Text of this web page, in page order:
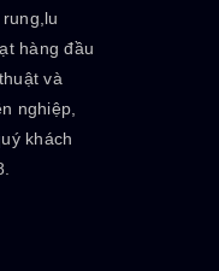
hàng đầu
và
nghiệp,
khách